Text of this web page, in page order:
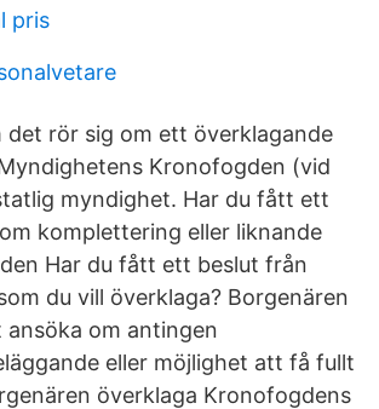
pris
det rör sig om ett överklagande
Kronofogden (vid
myndighet. Har du fått ett
komplettering eller liknande
Har du fått ett beslut från
du vill överklaga? Borgenären
om antingen
eller möjlighet att få fullt
överklaga Kronofogdens